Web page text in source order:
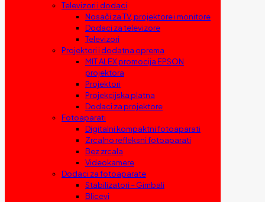
Televizori i dodaci
Nosači za TV, projektore i monitore
Dodaci za televizore
Televizori
Projektori i dodatna oprema
MIT ALEX promocija EPSON
projektora
Projektori
Projekcijska platna
Dodaci za projektore
Fotoaparati
Digitalni kompaktni fotoaparati
Zrcalno refleksni fotoaparati
Bez zrcala
Videokamere
Dodaci za fotoaparate
Stabilizatori – Gimbali
Blicevi